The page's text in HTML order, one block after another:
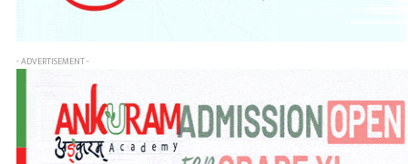
- ADVERTISEMENT -